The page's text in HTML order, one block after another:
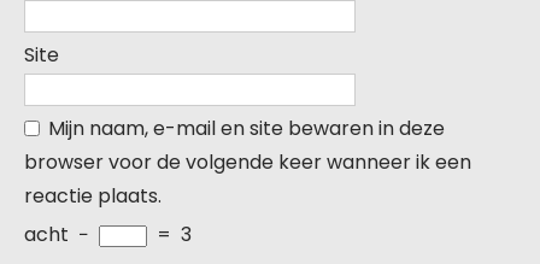
Site
Mijn naam, e-mail en site bewaren in deze
browser voor de volgende keer wanneer ik een
reactie plaats.
acht − = 3